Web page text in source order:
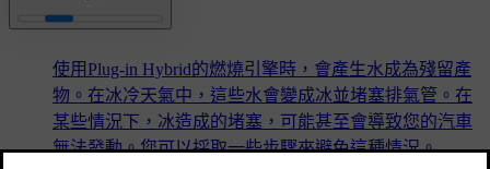
管
使用Plug-in Hybrid的燃燒引擎時，會產生水成為殘留產
物。在冰冷天氣中，這些水會變成冰並堵塞排氣管。在
某些情況下，冰造成的堵塞，可能甚至會導致您的汽車
無法發動。您可以採取一些步驟來避免這種情況。